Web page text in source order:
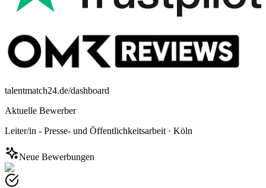
talentmatch24.de/dashboard
Aktuelle Bewerber
Leiter/in - Presse- und Öffentlichkeitsarbeit · Köln
Neue Bewerbungen